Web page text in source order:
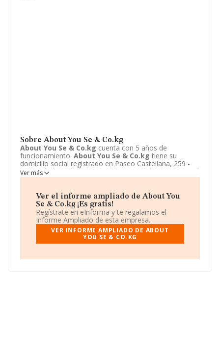
Sobre About You Se & Co.kg
About You Se & Co.kg cuenta con 5 años de
funcionamiento. About You Se & Co.kg tiene su
domicilio social registrado en Paseo Castellana, 259 -
42, Madrid, Madrid. Enmarca su actividad CNAE principal
como 4751 - Comercio al por menor de textiles.About
extranjeras.
Ver más
Ver el informe ampliado de About You
Se & Co.kg ¡Es gratis!
Regístrate en eInforma y te regalamos el
Informe Ampliado de esta empresa.
VER INFORME AMPLIADO DE ABOUT
YOU SE & CO.KG